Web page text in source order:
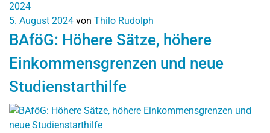
2024
5. August 2024 von Thilo Rudolph
BAföG: Höhere Sätze, höhere
Einkommensgrenzen und neue
Studienstarthilfe